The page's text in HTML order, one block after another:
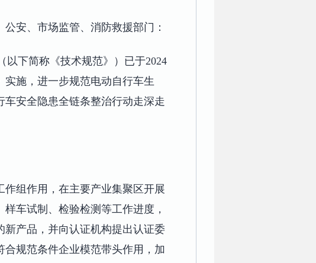
安、市场监管、消防救援部门：
以下简称《技术规范》）已于2024
实施，进一步规范电动自行车生
安全隐患全链条整治行动走深走
组作用，在主要产业集聚区开展
车试制、检验检测等工作进度，
产品，并向认证机构提出认证委
规范条件企业模范带头作用，加